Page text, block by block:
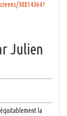
30814364?
Julien
la